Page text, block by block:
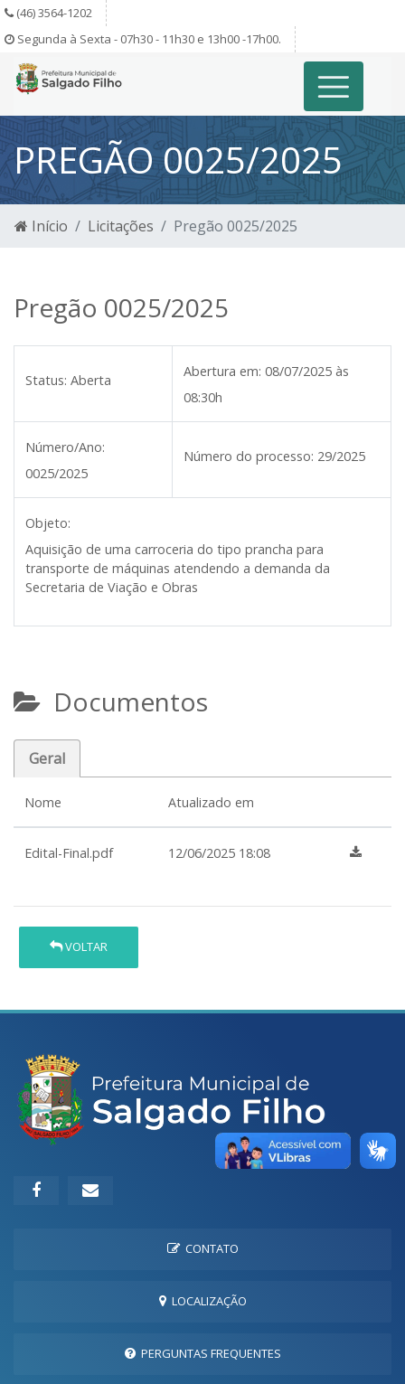
(46) 3564-1202
Segunda à Sexta - 07h30 - 11h30 e 13h00 -17h00.
PREGÃO 0025/2025
Início Licitações Pregão 0025/2025
Pregão 0025/2025
Status: Aberta
Abertura em: 08/07/2025 às
08:30h
Número/Ano:
0025/2025
Número do processo: 29/2025
Objeto:
Aquisição de uma carroceria do tipo prancha para
transporte de máquinas atendendo a demanda da
Secretaria de Viação e Obras
Documentos
Geral
Nome Atualizado em
Edital-Final.pdf 12/06/2025 18:08
VOLTAR
CONTATO
LOCALIZAÇÃO
PERGUNTAS FREQUENTES